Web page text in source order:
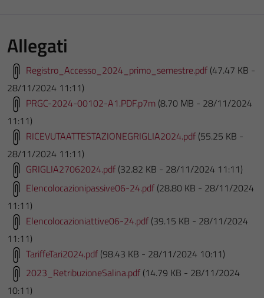
Allegati
Registro_Accesso_2024_primo_semestre.pdf (47.47 KB -
28/11/2024 11:11)
PRGC-2024-00102-A1.PDF.p7m (8.70 MB - 28/11/2024
11:11)
RICEVUTAATTESTAZIONEGRIGLIA2024.pdf (55.25 KB -
28/11/2024 11:11)
GRIGLIA27062024.pdf (32.82 KB - 28/11/2024 11:11)
Elencolocazionipassive06-24.pdf (28.80 KB - 28/11/2024
11:11)
Elencolocazioniattive06-24.pdf (39.15 KB - 28/11/2024
11:11)
TariffeTari2024.pdf (98.43 KB - 28/11/2024 10:11)
2023_RetribuzioneSalina.pdf (14.79 KB - 28/11/2024
10:11)